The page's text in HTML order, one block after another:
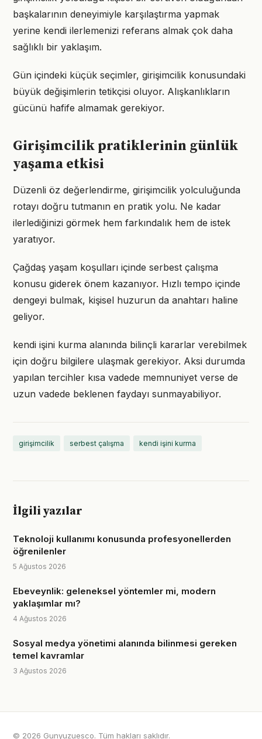
başkalarının deneyimiyle karşılaştırma yapmak
yerine kendi ilerlemenizi referans almak çok daha
sağlıklı bir yaklaşım.
Gün içindeki küçük seçimler, girişimcilik konusundaki
büyük değişimlerin tetikçisi oluyor. Alışkanlıkların
gücünü hafife almamak gerekiyor.
Girişimcilik pratiklerinin günlük
yaşama etkisi
Düzenli öz değerlendirme, girişimcilik yolculuğunda
rotayı doğru tutmanın en pratik yolu. Ne kadar
ilerlediğinizi görmek hem farkındalık hem de istek
yaratıyor.
Çağdaş yaşam koşulları içinde serbest çalışma
konusu giderek önem kazanıyor. Hızlı tempo içinde
dengeyi bulmak, kişisel huzurun da anahtarı haline
geliyor.
kendi işini kurma alanında bilinçli kararlar verebilmek
için doğru bilgilere ulaşmak gerekiyor. Aksi durumda
yapılan tercihler kısa vadede memnuniyet verse de
uzun vadede beklenen faydayı sunmayabiliyor.
girişimcilik serbest çalışma kendi işini kurma
İlgili yazılar
Teknoloji kullanımı konusunda profesyonellerden
öğrenilenler
5 Ağustos 2026
Ebeveynlik: geleneksel yöntemler mi, modern
yaklaşımlar mı?
4 Ağustos 2026
Sosyal medya yönetimi alanında bilinmesi gereken
temel kavramlar
3 Ağustos 2026
© 2026 Gunyuzuesco. Tüm hakları saklıdır.